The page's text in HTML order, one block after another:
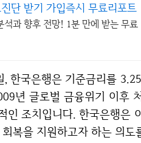
단 받기 가입즉시 무료리포트
석과 향후 전망! 1분 만에 받는 무
년 글로벌 금융위기 이후
인 조치입니다. 한국은행은
복을 지원하고자 하는 의도